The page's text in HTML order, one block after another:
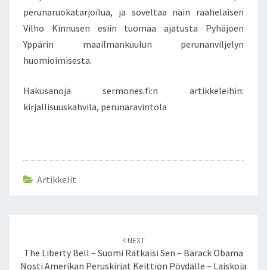
E
T
T
!
perunaruokatarjoilua, ja soveltaa näin raahelaisen
Vilho Kinnusen esiin tuomaa ajatusta Pyhäjoen
Yppärin maailmankuulun perunanviljelyn
huomioimisesta.
Hakusanoja sermones.fi:n artikkeleihin:
kirjallisuuskahvila, perunaravintola
Artikkelit
navigation
NEXT
The Liberty Bell – Suomi Ratkaisi Sen – Barack Obama
Nosti Amerikan Peruskirjat Keittiön Pöydälle – Laiskoja